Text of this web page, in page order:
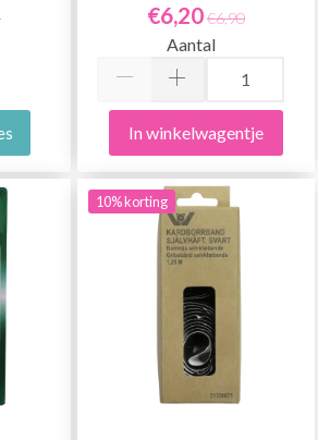
€6,20€6,90
Aantal
In winkelwagentje
10% korting